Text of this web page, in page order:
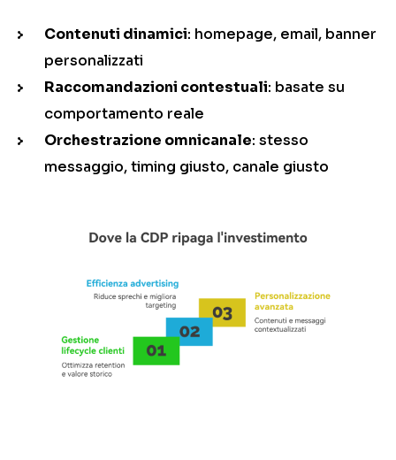
Contenuti dinamici: homepage, email, banner
personalizzati
Raccomandazioni contestuali: basate su
comportamento reale
Orchestrazione omnicanale: stesso
messaggio, timing giusto, canale giusto